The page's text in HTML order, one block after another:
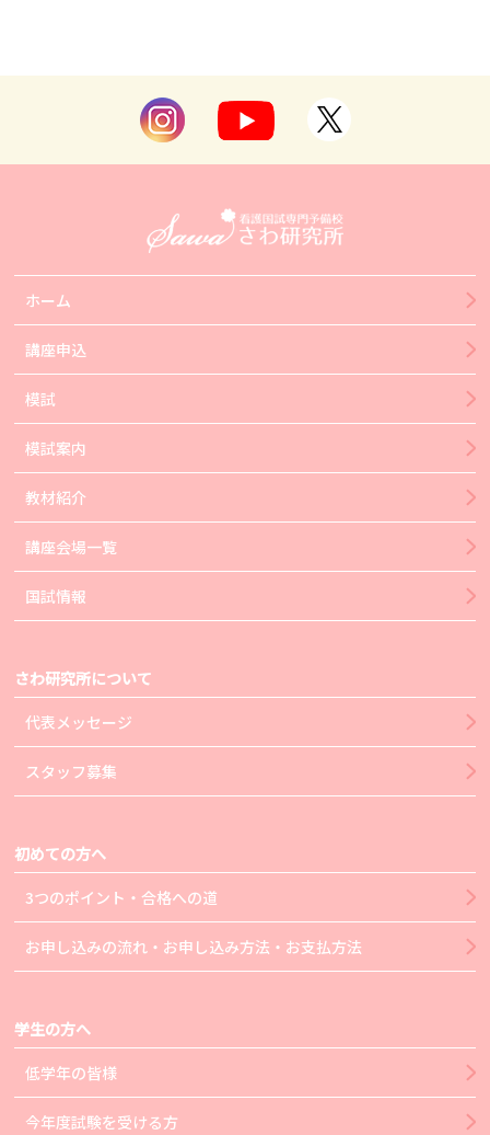
ホーム
講座申込
模試
模試案内
教材紹介
講座会場一覧
国試情報
さわ研究所について
代表メッセージ
スタッフ募集
初めての方へ
3つのポイント・合格への道
お申し込みの流れ・お申し込み方法・お支払方法
学生の方へ
低学年の皆様
今年度試験を受ける方